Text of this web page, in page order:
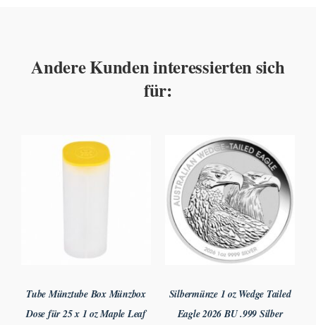
Andere Kunden interessierten sich
für:
Tube Münztube Box Münzbox
Dose für 25 x 1 oz Maple Leaf
Silbermünze 1 oz Wedge Tailed
Eagle 2026 BU .999 Silber